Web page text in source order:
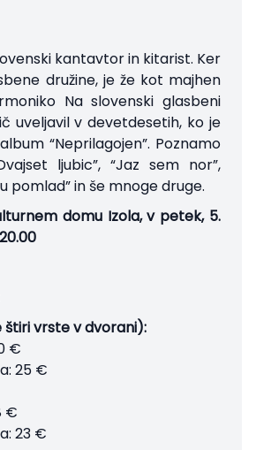
kantavtor in kitarist. Ker
družine, je že kot majhen
Na slovenski glasbeni
uveljavil v devetdesetih, ko je
“Neprilagojen”. Poznamo
ljubic”, “Jaz sem nor”,
pomlad” in še mnoge druge.
domu Izola, v petek, 5.
štiri vrste v dvorani):
€
25 €
€
23 €